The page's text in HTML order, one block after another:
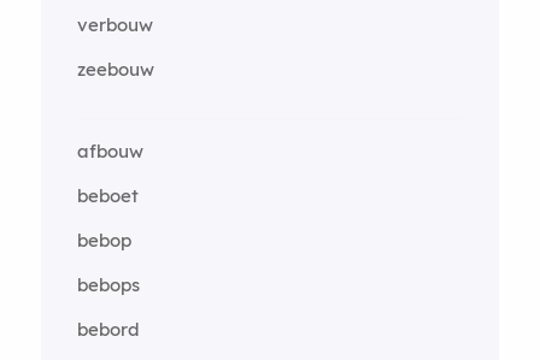
verbouw
zeebouw
afbouw
beboet
bebop
bebops
bebord